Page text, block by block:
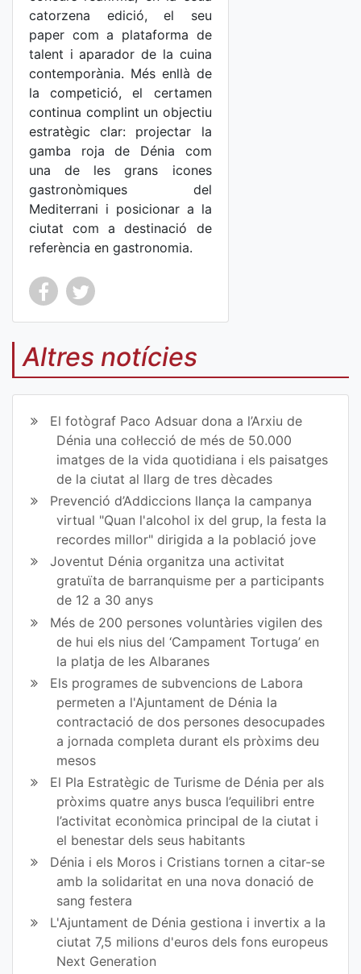
catorzena edició, el seu
paper com a plataforma de
talent i aparador de la cuina
contemporània. Més enllà de
la competició, el certamen
continua complint un objectiu
estratègic clar: projectar la
gamba roja de Dénia com
una de les grans icones
gastronòmiques del
Mediterrani i posicionar a la
ciutat com a destinació de
referència en gastronomia.
Co
mp
art
ir
en
Fa
ce
bo
ok
Co
mp
art
ir
en
Tw
itt
er
Altres notícies
El fotògraf Paco Adsuar dona a l’Arxiu de
Dénia una col·lecció de més de 50.000
imatges de la vida quotidiana i els paisatges
de la ciutat al llarg de tres dècades
Prevenció d’Addiccions llança la campanya
virtual "Quan l'alcohol ix del grup, la festa la
recordes millor" dirigida a la població jove
Joventut Dénia organitza una activitat
gratuïta de barranquisme per a participants
de 12 a 30 anys
Més de 200 persones voluntàries vigilen des
de hui els nius del ‘Campament Tortuga’ en
la platja de les Albaranes
Els programes de subvencions de Labora
permeten a l'Ajuntament de Dénia la
contractació de dos persones desocupades
a jornada completa durant els pròxims deu
mesos
El Pla Estratègic de Turisme de Dénia per als
pròxims quatre anys busca l’equilibri entre
l’activitat econòmica principal de la ciutat i
el benestar dels seus habitants
Dénia i els Moros i Cristians tornen a citar-se
amb la solidaritat en una nova donació de
sang festera
L'Ajuntament de Dénia gestiona i invertix a la
ciutat 7,5 milions d'euros dels fons europeus
Next Generation